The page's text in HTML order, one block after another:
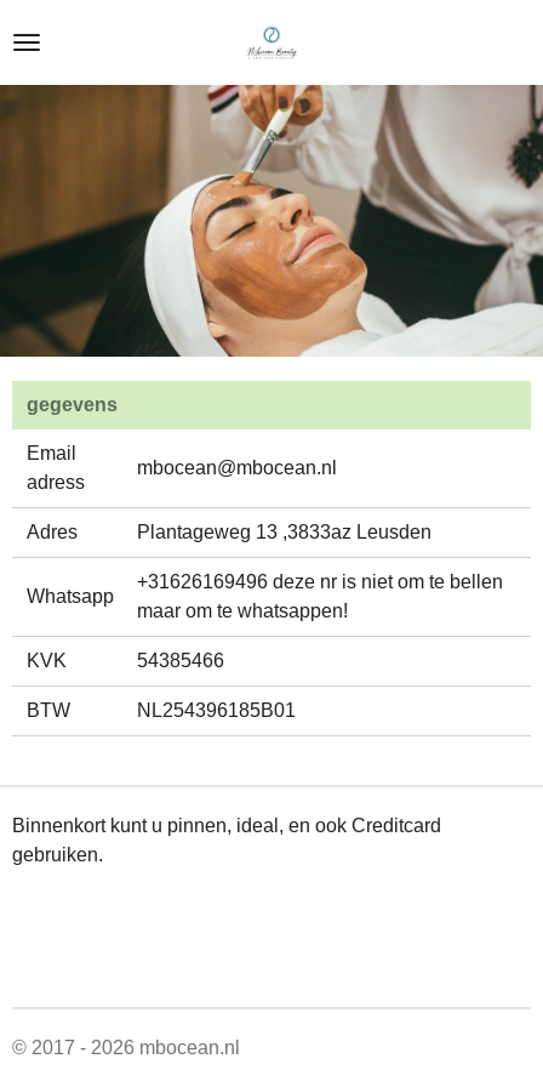
direct
naar
gegevens
Email
adress
mbocean@mbocean.nl
Adres Plantageweg 13 ,3833az Leusden
Whatsapp
+31626169496 deze nr is niet om te bellen
maar om te whatsappen!
KVK 54385466
BTW NL254396185B01
Binnenkort kunt u pinnen, ideal, en ook Creditcard
gebruiken.
© 2017 - 2026 mbocean.nl